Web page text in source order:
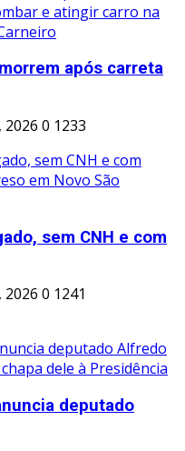
após carreta
2026 0 1233
sem CNH e com
2026 0 1241
deputado